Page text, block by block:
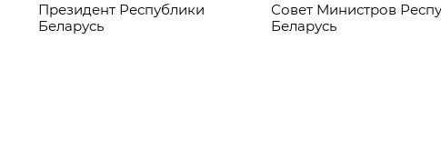
Президент Республики
Беларусь
Совет Министров
Беларусь